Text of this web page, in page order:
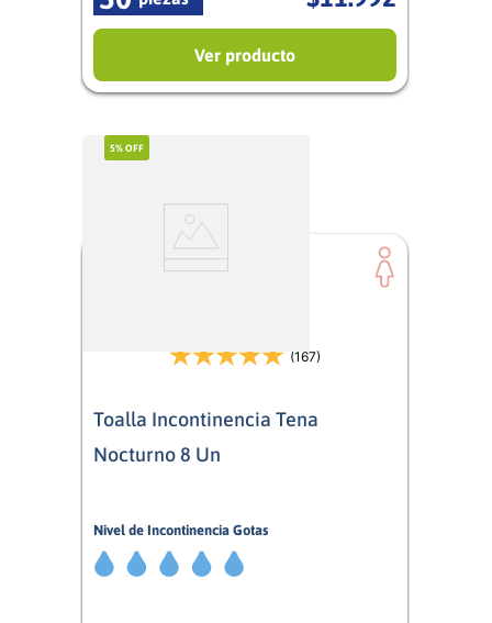
Ver producto
5% OFF
(167)
Toalla Incontinencia Tena
Nocturno 8 Un
Nivel de Incontinencia Gotas
5/5